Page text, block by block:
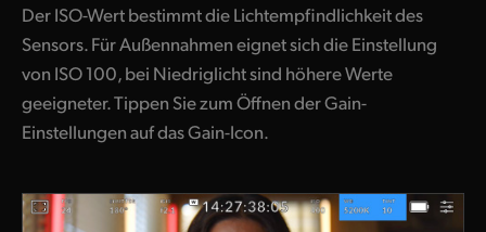
Der ISO-Wert bestimmt die Lichtempfindlichkeit des
Sensors. Für Außennahmen eignet sich die Einstellung
von ISO 100, bei Niedriglicht sind höhere Werte
geeigneter. Tippen Sie zum Öffnen der Gain-
Einstellungen aufdas Gain-Icon.